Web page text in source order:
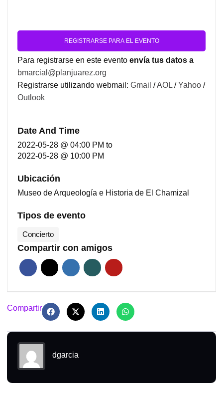
REGISTRARSE PARA EL EVENTO
Para registrarse en este evento envía tus datos a
bmarcial@planjuarez.org
Registrarse utilizando webmail: Gmail /AOL /Yahoo /
Outlook
Date And Time
2022-05-28 @ 04:00 PM to
2022-05-28 @ 10:00 PM
Ubicación
Museo de Arqueología e Historia de El Chamizal
Tipos de evento
Concierto
Compartir con amigos
Compartir
dgarcia